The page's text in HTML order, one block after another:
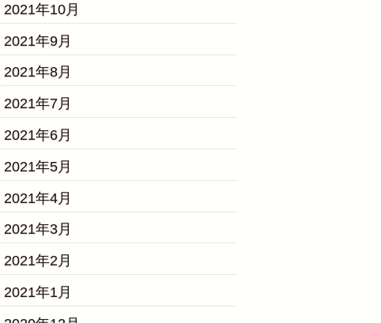
2021年10月
2021年9月
2021年8月
2021年7月
2021年6月
2021年5月
2021年4月
2021年3月
2021年2月
2021年1月